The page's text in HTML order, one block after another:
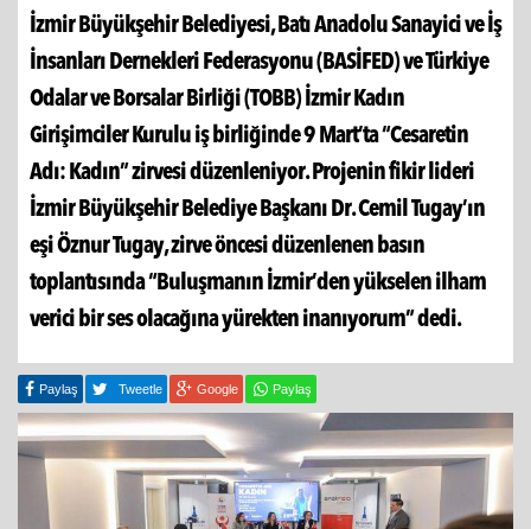
İzmir Büyükşehir Belediyesi, Batı Anadolu Sanayici ve İş
İnsanları Dernekleri Federasyonu (BASİFED) ve Türkiye
Odalar ve Borsalar Birliği (TOBB) İzmir Kadın
Girişimciler Kurulu iş birliğinde 9 Mart’ta “Cesaretin
Adı: Kadın” zirvesi düzenleniyor. Projenin fikir lideri
İzmir Büyükşehir Belediye Başkanı Dr. Cemil Tugay’ın
eşi Öznur Tugay, zirve öncesi düzenlenen basın
toplantısında “Buluşmanın İzmir’den yükselen ilham
verici bir ses olacağına yürekten inanıyorum” dedi.
Paylaş Tweetle Google Paylaş